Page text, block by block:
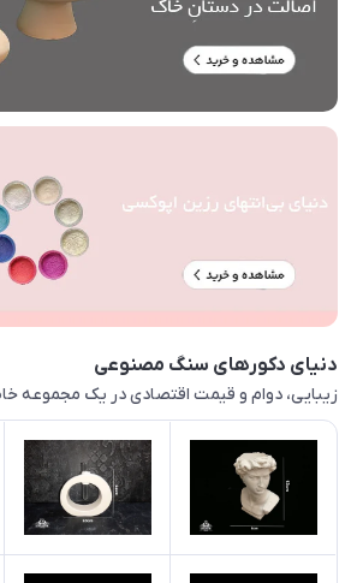
دنیای دکورهای سنگ مصنوعی
زیبایی، دوام و قیمت اقتصادی در یک مجموعه